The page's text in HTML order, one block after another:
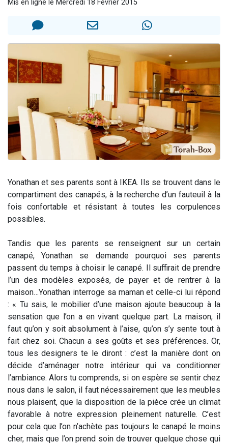
Il reste 49 places pour étudier en groupe sur Zoom
Nathaniel vient de donner son Maasser
4 personnes viennent de nous rejoindre sur WhatsApp
Mis en ligne le Mercredi 18 Février 2015
Yonathan et ses parents sont à IKEA. Ils se trouvent dans le
compartiment des canapés, à la recherche d’un fauteuil à la
fois confortable et résistant à toutes les corpulences
possibles.
Tandis que les parents se renseignent sur un certain
canapé, Yonathan se demande pourquoi ses parents
passent du temps à choisir le canapé. Il suffirait de prendre
l’un des modèles exposés, de payer et de rentrer à la
maison…Yonathan interroge sa maman et celle-ci lui répond
: « Tu sais, le mobilier d’une maison ajoute beaucoup à la
sensation que l’on a en vivant quelque part. La maison, il
faut qu’on y soit absolument à l’aise, qu’on s’y sente tout à
fait chez soi. Chacun a ses goûts et ses préférences. Or,
tous les designers te le diront : c’est la manière dont on
décide d’aménager notre intérieur qui va conditionner
l’ambiance. Alors tu comprends, si on espère se sentir chez
nous dans le salon, il faut nécessairement que les meubles
nous plaisent, que la disposition de la pièce crée un climat
favorable à notre expression pleinement naturelle. C’est
pour cela que l’on n’achète pas toujours le canapé le moins
cher, mais que l’on prend soin de trouver quelque chose qui